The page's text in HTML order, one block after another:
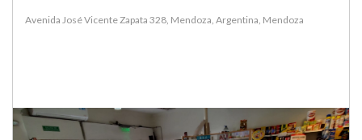
Avenida José Vicente Zapata 328, Mendoza, Argentina, Mendoza